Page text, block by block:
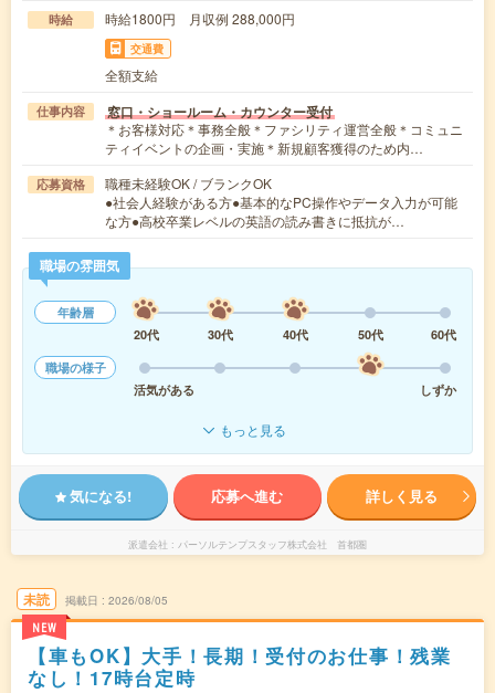
時給 時給1800円 月収例 288,000円
交通費
全額支給
仕事内容 窓口・ショールーム・カウンター受付
＊お客様対応＊事務全般＊ファシリティ運営全般＊コミュニ
ティイベントの企画・実施＊新規顧客獲得のため内…
応募資格
職種未経験OK / ブランクOK
●社会人経験がある方●基本的なPC操作やデータ入力が可能
な方●高校卒業レベルの英語の読み書きに抵抗が…
職場の雰囲気
年齢層
20代
30代 40代 50代
60代
職場の様子
活気がある
しずか
もっと見る
気になる! 応募へ進む 詳しく見る
派遣会社 パーソルテンプスタッフ株式会社 首都圏
未読
NEW
掲載日 2026/08/05
【車もOK】大手！長期！受付のお仕事！残業
なし！17時台定時